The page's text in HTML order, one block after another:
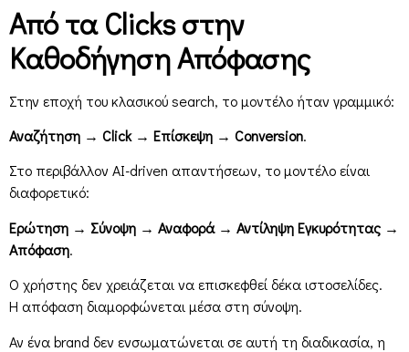
Από τα Clicks στην
Καθοδήγηση Απόφασης
Στην εποχή του κλασικού search, το μοντέλο ήταν γραμμικό:
Αναζήτηση → Click → Επίσκεψη → Conversion.
Στο περιβάλλον AI-driven απαντήσεων, το μοντέλο είναι
διαφορετικό:
Ερώτηση → Σύνοψη → Αναφορά → Αντίληψη Εγκυρότητας →
Απόφαση.
Ο χρήστης δεν χρειάζεται να επισκεφθεί δέκα ιστοσελίδες.
Η απόφαση διαμορφώνεται μέσα στη σύνοψη.
Αν ένα brand δεν ενσωματώνεται σε αυτή τη διαδικασία, η